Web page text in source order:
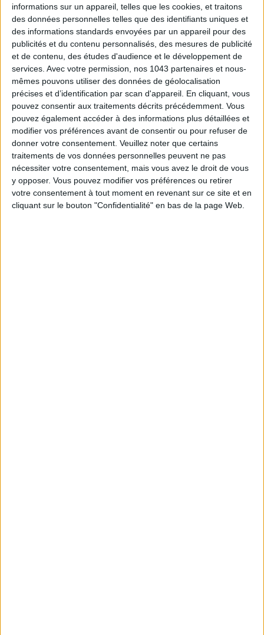
informations sur un appareil, telles que les cookies, et traitons
des données personnelles telles que des identifiants uniques et
des informations standards envoyées par un appareil pour des
publicités et du contenu personnalisés, des mesures de publicité
et de contenu, des études d'audience et le développement de
services. Avec votre permission, nos 1043 partenaires et nous-
mêmes pouvons utiliser des données de géolocalisation
précises et d’identification par scan d'appareil. En cliquant, vous
pouvez consentir aux traitements décrits précédemment. Vous
pouvez également accéder à des informations plus détaillées et
modifier vos préférences avant de consentir ou pour refuser de
donner votre consentement. Veuillez noter que certains
traitements de vos données personnelles peuvent ne pas
nécessiter votre consentement, mais vous avez le droit de vous
y opposer. Vous pouvez modifier vos préférences ou retirer
votre consentement à tout moment en revenant sur ce site et en
cliquant sur le bouton "Confidentialité" en bas de la page Web.
Inscrivez-vous à notre newsletter